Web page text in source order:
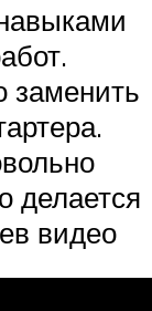
заменить
делается
видео